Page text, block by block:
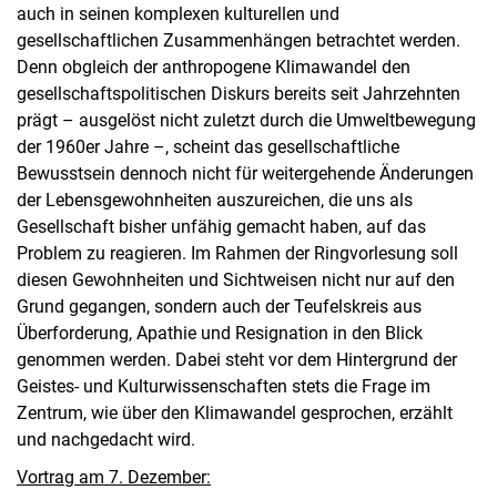
auch in seinen komplexen kulturellen und
gesellschaftlichen Zusammenhängen betrachtet werden.
Denn obgleich der anthropogene Klimawandel den
gesellschaftspolitischen Diskurs bereits seit Jahrzehnten
prägt – ausgelöst nicht zuletzt durch die Umweltbewegung
der 1960er Jahre –, scheint das gesellschaftliche
Bewusstsein dennoch nicht für weitergehende Änderungen
der Lebensgewohnheiten auszureichen, die uns als
Gesellschaft bisher unfähig gemacht haben, auf das
Problem zu reagieren. Im Rahmen der Ringvorlesung soll
diesen Gewohnheiten und Sichtweisen nicht nur auf den
Grund gegangen, sondern auch der Teufelskreis aus
Überforderung, Apathie und Resignation in den Blick
genommen werden. Dabei steht vor dem Hintergrund der
Geistes- und Kulturwissenschaften stets die Frage im
Zentrum, wie über den Klimawandel gesprochen, erzählt
und nachgedacht wird.
Vortrag am 7. Dezember: